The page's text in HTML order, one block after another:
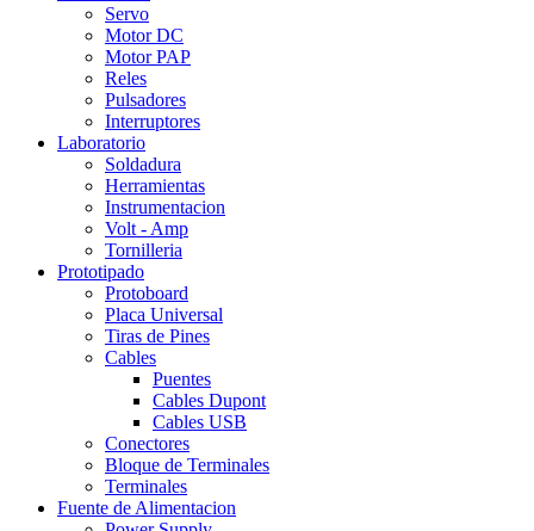
Servo
Motor DC
Motor PAP
Reles
Pulsadores
Interruptores
Laboratorio
Soldadura
Herramientas
Instrumentacion
Volt - Amp
Tornilleria
Prototipado
Protoboard
Placa Universal
Tiras de Pines
Cables
Puentes
Cables Dupont
Cables USB
Conectores
Bloque de Terminales
Terminales
Fuente de Alimentacion